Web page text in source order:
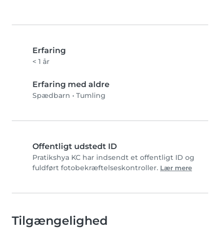
Erfaring
< 1 år
Erfaring med aldre
Spædbarn • Tumling
Offentligt udstedt ID
Pratikshya KC har indsendt et offentligt ID og
fuldført fotobekræftelseskontroller. Lær mere
Tilgængelighed